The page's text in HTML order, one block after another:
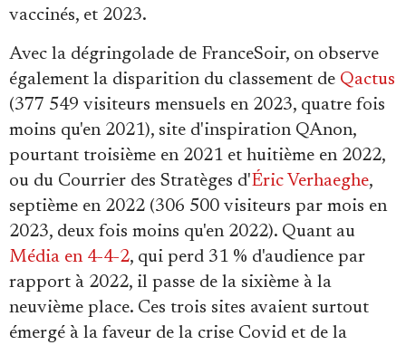
vaccinés, et 2023.
Avec la dégringolade de FranceSoir, on observe
également la disparition du classement de Qactus
(377 549 visiteurs mensuels en 2023, quatre fois
moins qu'en 2021), site d'inspiration QAnon,
pourtant troisième en 2021 et huitième en 2022,
ou du Courrier des Stratèges d'Éric Verhaeghe,
septième en 2022 (306 500 visiteurs par mois en
2023, deux fois moins qu'en 2022). Quant au
Média en 4-4-2, qui perd 31 % d'audience par
rapport à 2022, il passe de la sixième à la
neuvième place. Ces trois sites avaient surtout
émergé à la faveur de la crise Covid et de la